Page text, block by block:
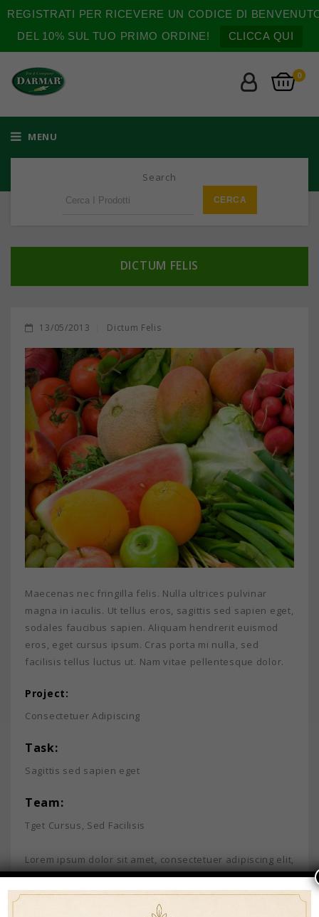
REGISTRATI PER RICEVERE UN CODICE DI
DEL 10% SUL TUO PRIMO ORDINE!
CLICCA QUI
0
MENU
Search
DICTUM FELIS
13/05/2013 Dictum Felis
Maecenas nec fringilla felis. Nulla ultrices pulvinar
magna in iaculis. Ut tellus eros, sagittis sed sapien eget,
sodales faucibus sapien. Aliquam hendrerit euismod
eros, eget cursus ipsum. Cras porta mi nulla, sed
facilisis tellus luctus ut. Nam vitae pellentesque dolor.
Project:
Consectetuer Adipiscing
Task:
Sagittis sed sapien eget
Team:
Tget Cursus, Sed Facilisis
Lorem ipsum dolor sit amet, consectetuer adipiscing elit,
sed diam nonummy nibh euismod tincidunt ut laoreet
dolore magna aliquam erat volutpat. Ut wisi enim ad
minim veniam, quis nostrud exerci tation ullamcorper